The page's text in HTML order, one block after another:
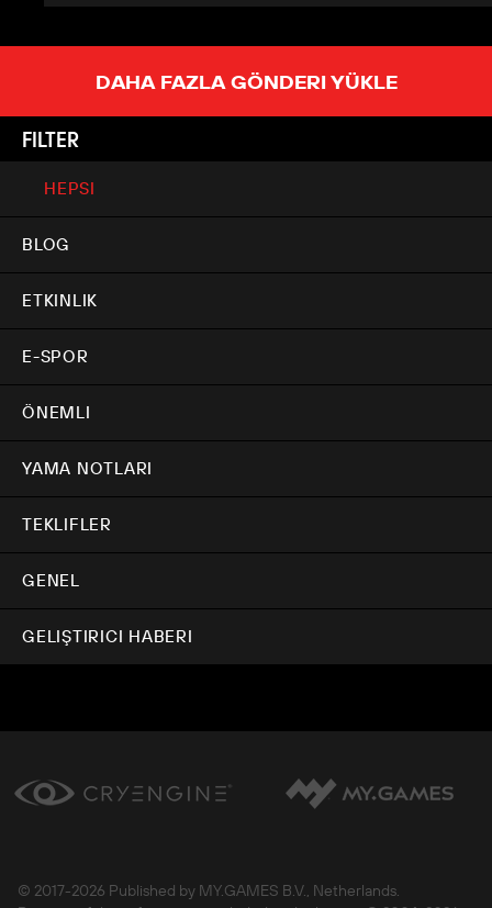
DAHA FAZLA GÖNDERI YÜKLE
FILTER
HEPSI
BLOG
ETKINLIK
E-SPOR
ÖNEMLI
YAMA NOTLARI
TEKLIFLER
GENEL
GELIŞTIRICI HABERI
© 2017-2026 Published by MY.GAMES B.V., Netherlands.